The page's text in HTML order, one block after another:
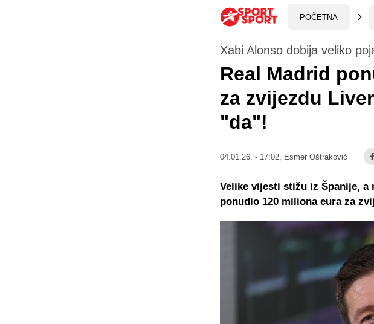
POČETNA
Xabi Alonso dobija veliko
Real Madrid
za zvijezdu
"da"!
04.01.26. - 17:02, Esmer Oštraković
Velike vijesti stižu iz Španije, a
ponudio 120 miliona eura za